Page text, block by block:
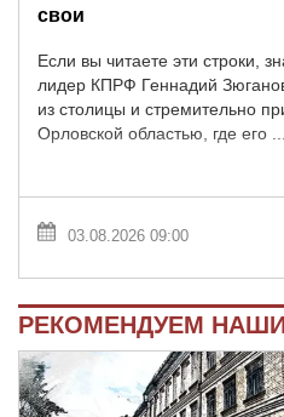
свои
Если вы читаете эти строки,
лидер КПРФ Геннадий
из столицы и стремительно
Орловской областью, где его ...
03.08.2026 09:00
РЕКОМЕНДУЕМ